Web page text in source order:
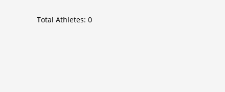
Total Athletes: 0